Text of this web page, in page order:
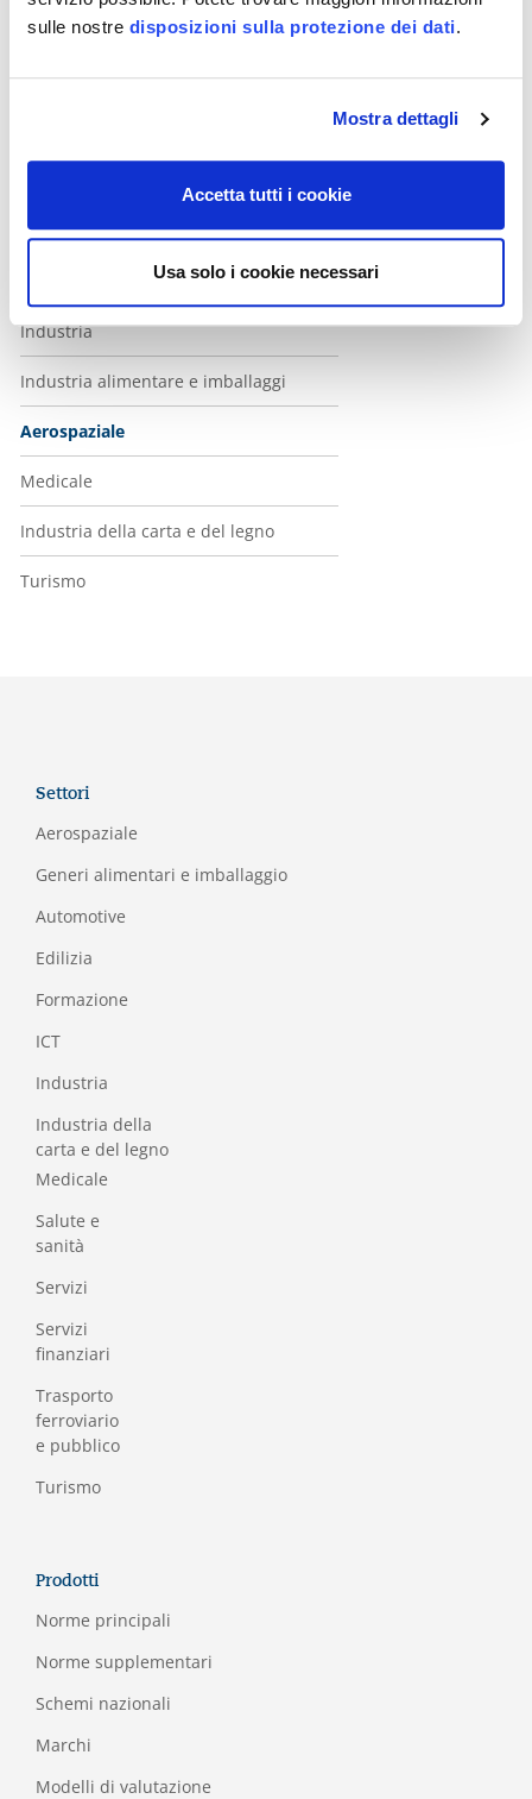
sulle nostre disposizioni sulla protezione dei dati.
Mostra dettagli
Accetta tutti i cookie
Usa solo i cookie necessari
Edilizia
Formazione
Salute e Sociale
Industria
Industria alimentare e imballaggi
Aerospaziale
Medicale
Industria della carta e del legno
Turismo
Settori
Aerospaziale
Generi alimentari e imballaggio
Automotive
Edilizia
Formazione
ICT
Industria
Industria della
carta e del legno
Medicale
Salute e
sanità
Servizi
Servizi
finanziari
Trasporto
ferroviario
e pubblico
Turismo
Prodotti
Norme principali
Norme supplementari
Schemi nazionali
Marchi
Modelli di valutazione